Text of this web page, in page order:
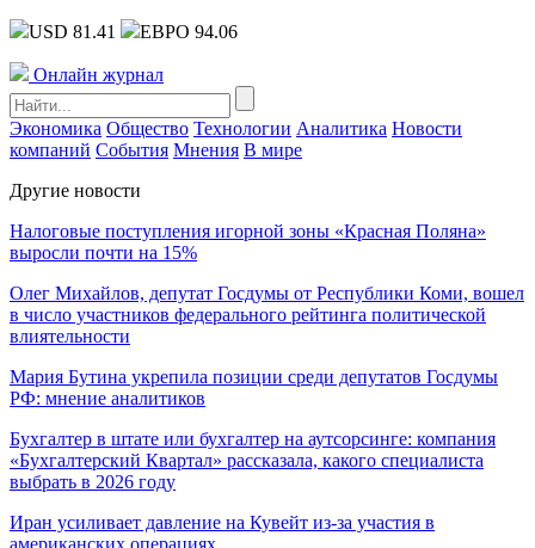
USD 81.41 ЕВРО 94.06
Онлайн журнал
Экономика Общество Технологии Аналитика Новости
компаний События Мнения В мире
Другие новости
Налоговые поступления игорной зоны «Красная Поляна»
выросли почти на 15%
Олег Михайлов, депутат Госдумы от Республики Коми, вошел
в число участников федерального рейтинга политической
влиятельности
Мария Бутина укрепила позиции среди депутатов Госдумы
РФ: мнение аналитиков
Бухгалтер в штате или бухгалтер на аутсорсинге: компания
«Бухгалтерский Квартал» рассказала, какого специалиста
выбрать в 2026 году
Иран усиливает давление на Кувейт из-за участия в
американских операциях